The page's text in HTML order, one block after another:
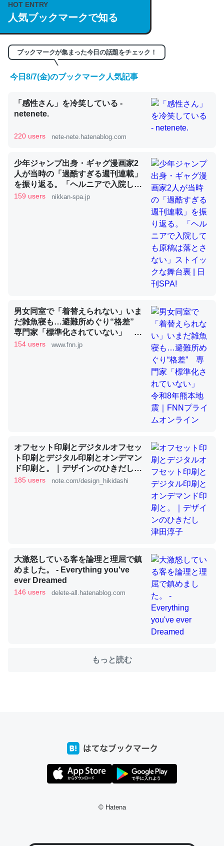
/064121
─GPTの仕組みと限界についての考察（１） - conceptualization
くらい。小説でいう「ずっと前の伏線」は回収されないけ
ど、短期記憶というには多い分量。進化すればするほど分
─GPTの仕組みと限界についての考察（１） - conceptualization
昆虫ってカルシウム少ないのか。知らんかった。調べたら
コオロギのカルシウム分はエビの600分の1程度。
─ニュース :: 【研究発表】昆虫学の大問題＝「昆虫はなぜ海にいな
利だから両方が拮抗してるのでは」とあって面白い。海に
いる鋏角類（カブトガニ・ウミグモ）はカルシウムを使わ
ずキチンを強化してる筈だが、酵素が違うのか？
─ニュース :: 【研究発表】昆虫学の大問題＝「昆虫はなぜ海にいな
これを元に考えるとカルシウムを大量に使う脊椎動物と貝
ジになったり努力してるし。
─ニュース :: 【研究発表】昆虫学の大問題＝「昆虫はなぜ海にいな
いのか」に関する新仮説
ウチもEchoを実家に置いて４年。でたまに覗いてる。ぼ
位置情報を共有してる。電池残量や充電中かが分かるので
これ見て生きてるなって分かる。
─たまにLINEするくらいだった遠方の父67歳と僕。ITツール導入で
コミュニケーションが劇的に変化した｜tayorini by LIFULL介護
ちょうど同じ理由でEcho Show 8を設定中でした。Prime
私も3年前ぐらいに祖母の家に設置した。ポケットWifiみ
回線代ほとんどかからないですよ。参考：
─たまにLINEするくらいだった遠方の父67歳と僕。ITツール導入で
HOT ENTRY
人気ブックマークで知る
ブックマークが集まった今日の話題をチェック！
今日8/7(金)のブックマーク人気記事
「感性さん」を冷笑している -
netenete.
220 users nete-nete.hatenablog.com
少年ジャンプ出身・ギャグ漫画家2
人が当時の「過酷すぎる週刊連載」
を振り返る。「ヘルニアで入院して
も原稿は落とさない」ストイックな
159 users nikkan-spa.jp
男女同室で「着替えられない」いま
だ雑魚寝も…避難所めぐり“格差”
専門家「標準化されていない」 令
和8年熊本地震｜FNNプライムオン
154 users www.fnn.jp
オフセット印刷とデジタルオフセッ
ト印刷とデジタル印刷とオンデマン
ド印刷と。｜デザインのひきだし
津田淳子
185 users note.com/design_hikidashi
大激怒している客を論理と理屈で鎮
めました。 - Everything you've
ever Dreamed
146 users delete-all.hatenablog.com
もっと読む
© Hatena